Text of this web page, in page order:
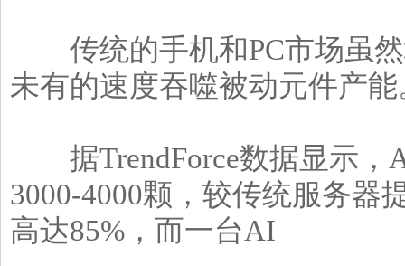
传统的手机和PC市场虽然
未有的速度吞噬被动元件产能
据TrendForce数据显示，
3000-4000颗，较传统服务器
高达85%，而一台AI